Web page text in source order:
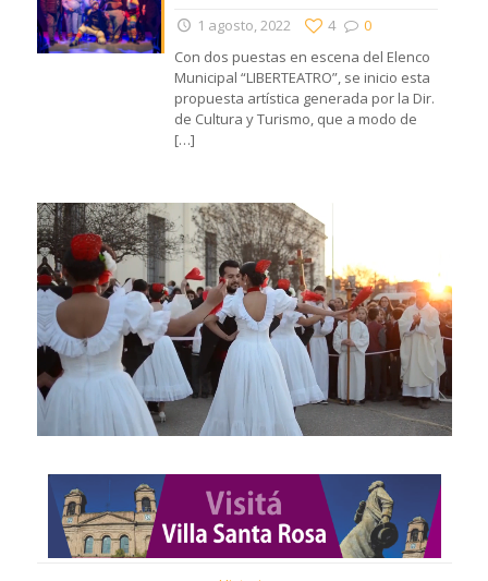
1 agosto, 2022 0
4
Con dos puestas en escena del Elenco
Municipal “LIBERTEATRO”, se inicio esta
propuesta artística generada por la Dir.
de Cultura y Turismo, que a modo de
[…]